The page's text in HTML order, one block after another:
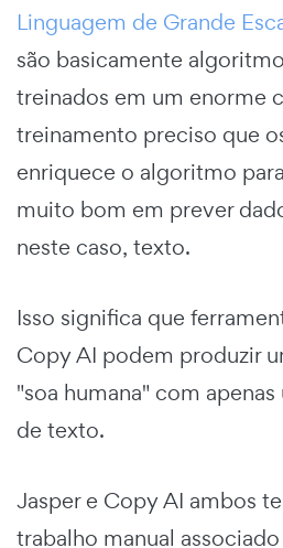
Linguagem de Grande
são basicamente
treinados em um enorme
treinamento preciso que
enriquece o algoritmo
muito bom em prever
neste caso, texto.
Isso significa que
Copy AI podem produzir
"soa humana" com
de texto.
Jasper e Copy AI ambos
trabalho manual